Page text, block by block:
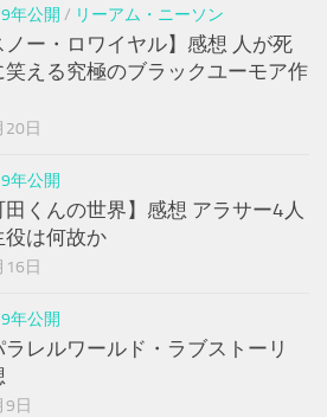
年公開 / リーアム・ニーソン
ノー・ロワイヤル】感想 人が死
笑える究極のブラックユーモア作
20日
年公開
田くんの世界】感想 アラサー4人
役は何故か
16日
年公開
ラレルワールド・ラブストーリ
日